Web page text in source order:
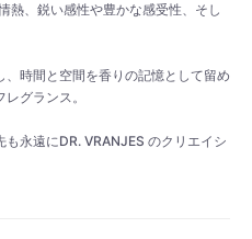
熱、鋭い感性や豊かな感受性、そし
時間と空間を香りの記憶として留め
グランス。
永遠にDR. VRANJES のクリエイシ